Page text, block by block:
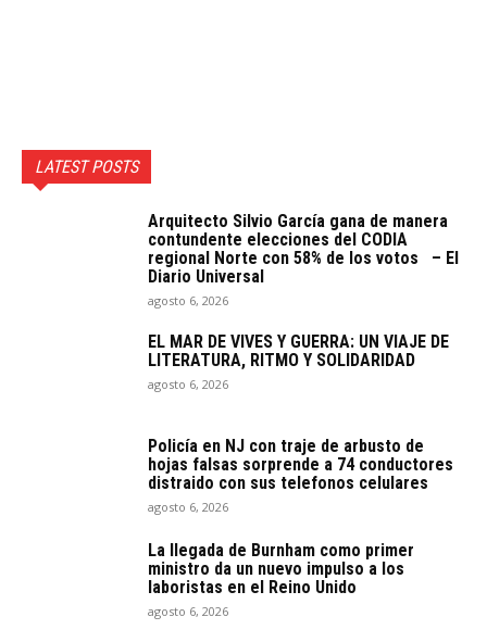
LATEST POSTS
Arquitecto SiIvio García gana de manera
contundente elecciones del CODIA
regional Norte con 58% de los votos – El
Diario Universal
agosto 6, 2026
EL MAR DE VIVES Y GUERRA: UN VIAJE DE
LITERATURA, RITMO Y SOLIDARIDAD
agosto 6, 2026
Policía en NJ con traje de arbusto de
hojas falsas sorprende a 74 conductores
distraido con sus telefonos celulares
agosto 6, 2026
La llegada de Burnham como primer
ministro da un nuevo impulso a los
laboristas en el Reino Unido
agosto 6, 2026